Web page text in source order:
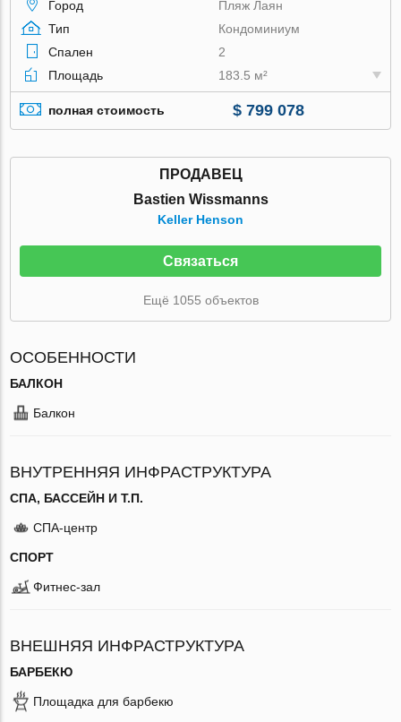
Город
Пляж Лаян
Тип
Кондоминиум
Спален
2
Площадь
183.5 м²
полная стоимость $ 799 078
ПРОДАВЕЦ
Bastien Wissmanns
Keller Henson
Связаться
Ещё 1055 объектов
ОСОБЕННОСТИ
БАЛКОН
Балкон
ВНУТРЕННЯЯ ИНФРАСТРУКТУРА
СПА, БАССЕЙН И Т.П.
СПА-центр
СПОРТ
Фитнес-зал
ВНЕШНЯЯ ИНФРАСТРУКТУРА
БАРБЕКЮ
Площадка для барбекю